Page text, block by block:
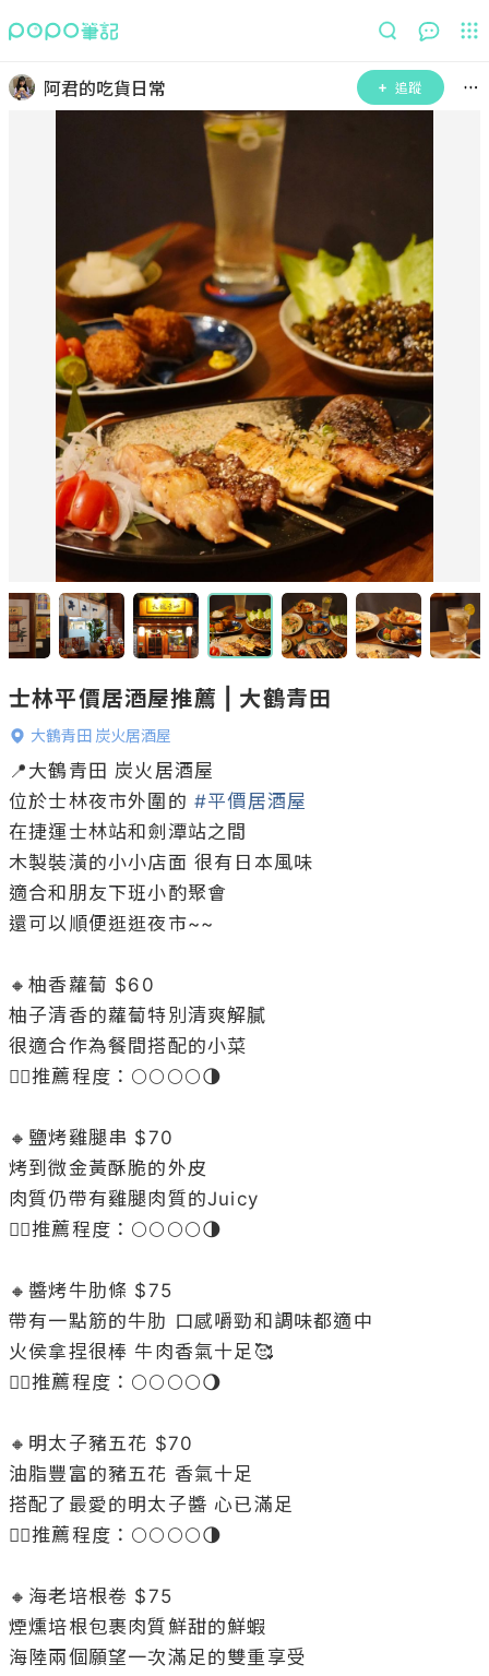
阿君的吃貨日常 追蹤
士林平價居酒屋推薦 | 大鶴青田
大鶴青田 炭火居酒屋
📍大鶴青田 炭火居酒屋
位於士林夜市外圍的 #平價居酒屋
在捷運士林站和劍潭站之間
木製裝潢的小小店面 很有日本風味
適合和朋友下班小酌聚會
還可以順便逛逛夜市~~
🔸柚香蘿蔔 $60
柚子清香的蘿蔔特別清爽解膩
很適合作為餐間搭配的小菜
👉🏻推薦程度：🌕🌕🌕🌕🌗
🔸鹽烤雞腿串 $70
烤到微金黃酥脆的外皮
肉質仍帶有雞腿肉質的Juicy
👉🏻推薦程度：🌕🌕🌕🌕🌗
🔸醬烤牛肋條 $75
帶有一點筋的牛肋 口感嚼勁和調味都適中
火侯拿捏很棒 牛肉香氣十足🥰
👉🏻推薦程度：🌕🌕🌕🌕🌖
🔸明太子豬五花 $70
油脂豐富的豬五花 香氣十足
搭配了最愛的明太子醬 心已滿足
👉🏻推薦程度：🌕🌕🌕🌕🌗
🔸海老培根卷 $75
煙燻培根包裹肉質鮮甜的鮮蝦
海陸兩個願望一次滿足的雙重享受